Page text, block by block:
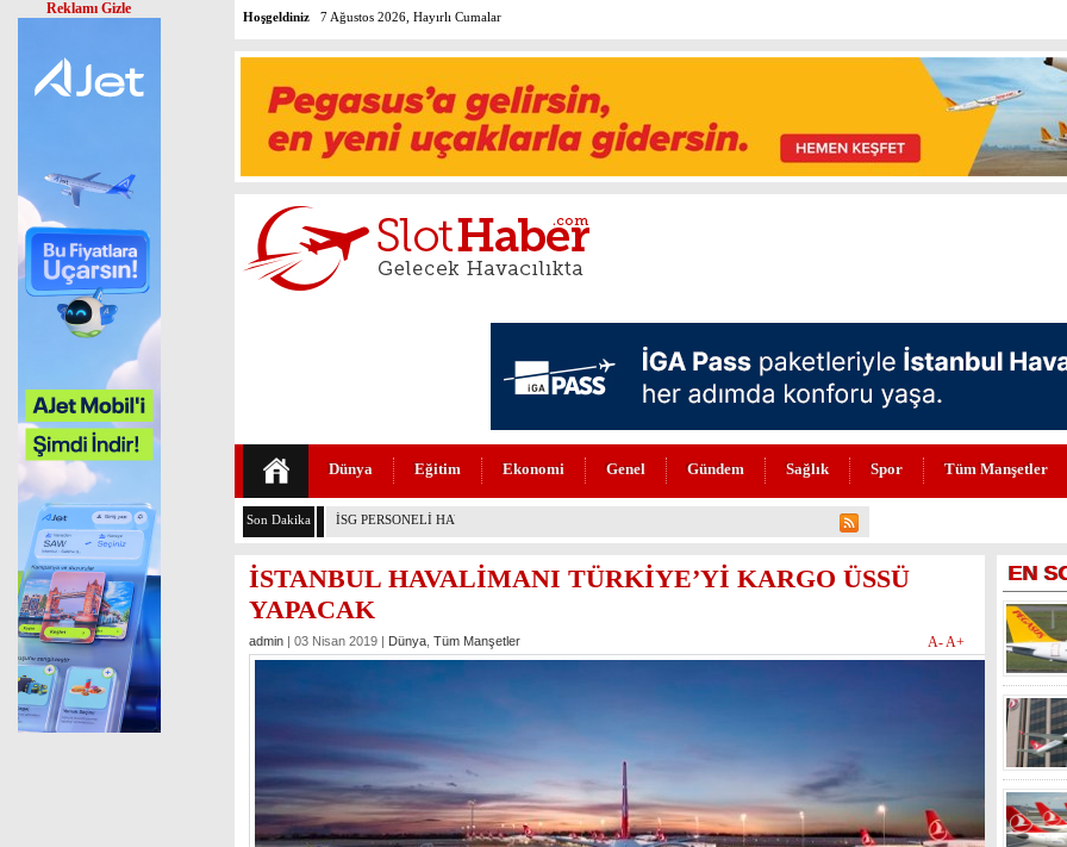
Hoşgeldiniz 7 Ağustos 2026, Hayırlı Cumalar
Dünya Eğitim Ekonomi Genel Gündem Sağlık Spor Tüm Manşetler
Son Dakika İSG PERSONELİ HAYAT KURTARDI
İSTANBUL HAVALİMANI TÜRKİYE’Yİ KARGO ÜSSÜ
YAPACAK
admin | 03 Nisan 2019 | Dünya Tüm Manşetler A-A+
EN
Reklamı Gizle